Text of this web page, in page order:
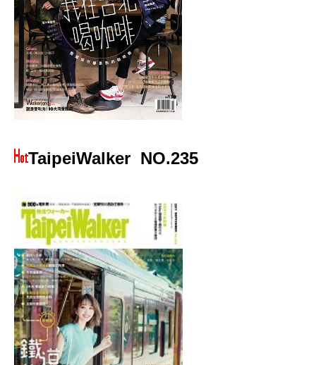
TaipeiWalker NO.235